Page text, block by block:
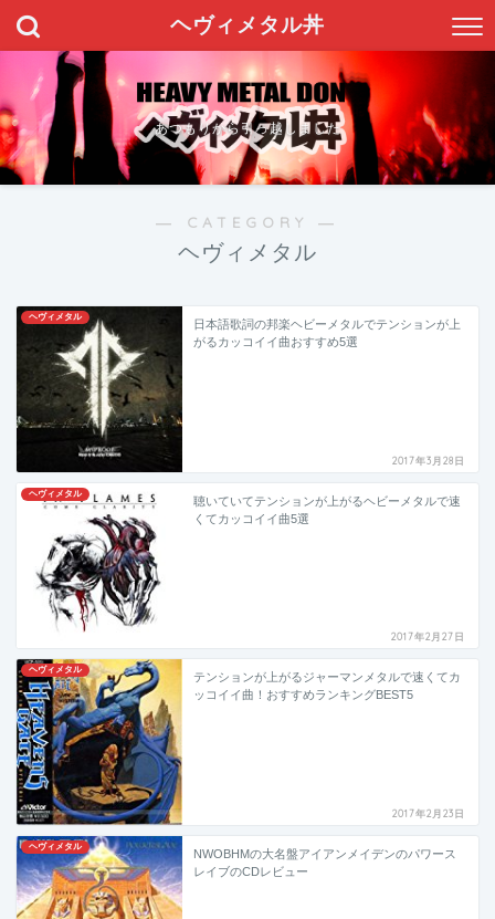
ヘヴィメタル丼
あつもりから引っ越しました
― CATEGORY ―
ヘヴィメタル
ヘヴィメタル
日本語歌詞の邦楽ヘビーメタルでテンションが上
がるカッコイイ曲おすすめ5選
2017年3月28日
ヘヴィメタル
聴いていてテンションが上がるヘビーメタルで速
くてカッコイイ曲5選
2017年2月27日
ヘヴィメタル
テンションが上がるジャーマンメタルで速くてカ
ッコイイ曲！おすすめランキングBEST5
2017年2月23日
ヘヴィメタル
NWOBHMの大名盤アイアンメイデンのパワース
レイブのCDレビュー